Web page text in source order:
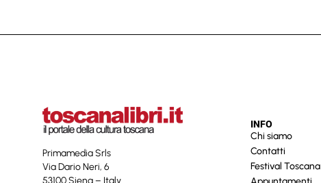
Primamedia Srls
Via Dario Neri, 6
53100 Siena – Italy
INFO
Chi siamo
Contatti
Festival Toscana